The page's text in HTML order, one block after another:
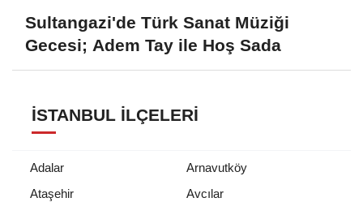
Sultangazi'de Türk Sanat Müziği
Gecesi; Adem Tay ile Hoş Sada
İSTANBUL İLÇELERI
Adalar
Arnavutköy
Ataşehir
Avcılar